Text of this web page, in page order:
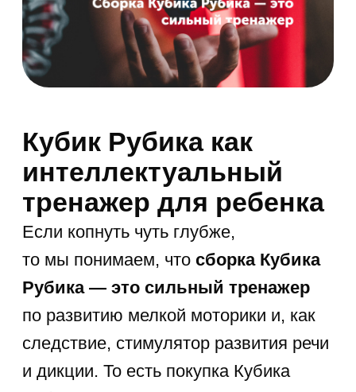
Отправляя форму, вы
соглашаетесь с офертой и даёте
согласие на обработку ваших
персональных данных
ЗАПИСАТЬСЯ
Самые
популярные курсы
Sirius Future
Курсы для
Занятия в игровой форме, гибкий график
занятий и удобная онлайн-платформа.